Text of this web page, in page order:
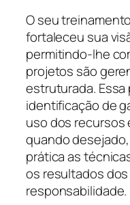
O seu
fortaleceu sua
permitindo-lhe
projetos são
estruturada.
identificação de
uso dos recursos
quando
prática as
os resultados
responsabilidade.